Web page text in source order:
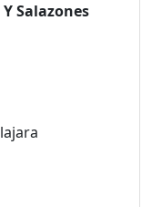
Salazones